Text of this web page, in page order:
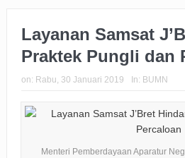
Layanan Samsat
Praktek Pungli dan
on: Rabu, 30 Januari 2019 In: BUMN
Menteri Pemberdayaan Aparatur